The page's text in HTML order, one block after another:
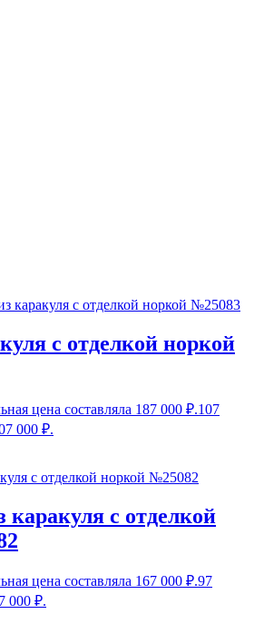
с отделкой норкой
цена составляла 187 000 ₽.107
000 ₽.
с отделкой
цена составляла 167 000 ₽.97
000 ₽.